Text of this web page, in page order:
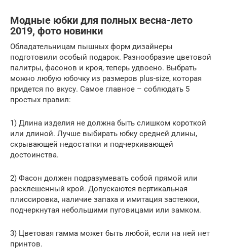
Модные юбки для полных весна-лето
2019, фото новинки
Обладательницам пышных форм дизайнеры
подготовили особый подарок. Разнообразие цветовой
палитры, фасонов и кроя, теперь удвоено. Выбрать
можно любую юбочку из размеров plus-size, которая
придется по вкусу. Самое главное – соблюдать 5
простых правил:
1) Длина изделия не должна быть слишком короткой
или длиной. Лучше выбирать юбку средней длины,
скрывающей недостатки и подчеркивающей
достоинства.
2) Фасон должен подразумевать собой прямой или
расклешенный крой. Допускаются вертикальная
плиссировка, наличие запаха и имитация застежки,
подчеркнутая небольшими пуговицами или замком.
3) Цветовая гамма может быть любой, если на ней нет
принтов.